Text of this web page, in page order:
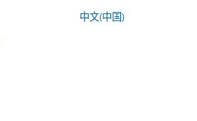
中文(中国)